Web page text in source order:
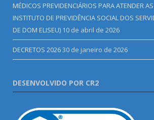
MÉDICOS PREVIDENCIÁRIOS PARA ATENDER
INSTITUTO DE PREVIDÊNCIA SOCIAL DOS
DE DOM ELISEU) 10 de abril de 2026
DECRETOS 202630 de janeiro de 2026
DESENVOLVIDO POR CR2